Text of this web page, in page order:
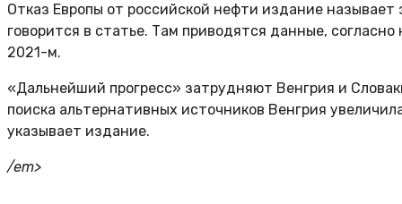
Отказ Европы от российской нефти издание
говорится в статье. Там приводятся данные,
2021-м.
«Дальнейший прогресс» затрудняют Венгрия и
поиска альтернативных источников Венгрия
указывает издание.
/em>